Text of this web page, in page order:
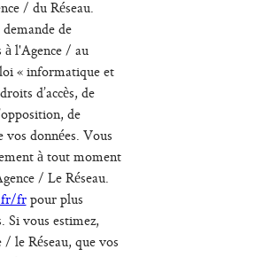
/ du Réseau.
de
à l'Agence / au
« informatique et
d’accès, de
de
données. Vous
à tout moment
/ Le Réseau.
frpour plus
Si vous estimez,
le Réseau, que vos